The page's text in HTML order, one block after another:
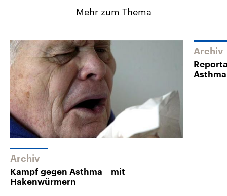
Mehr zum Thema
Archiv
Kampf gegen Asthma – mit
Hakenwürmern
Archiv
Asthma